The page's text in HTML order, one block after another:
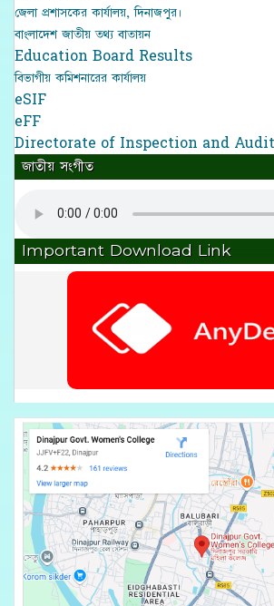
জেলা প্রশাসকের কার্যালয়, দিনাজপুর।
বাংলাদেশ জাতীয় তথ্য বাতায়ন
Education Board Results
বিভাগীয় কমিশনারের কার্যালয়
eSIF
eFF
Directorate of Inspection and Audit
জাতীয় সংগীত
Important Download Link